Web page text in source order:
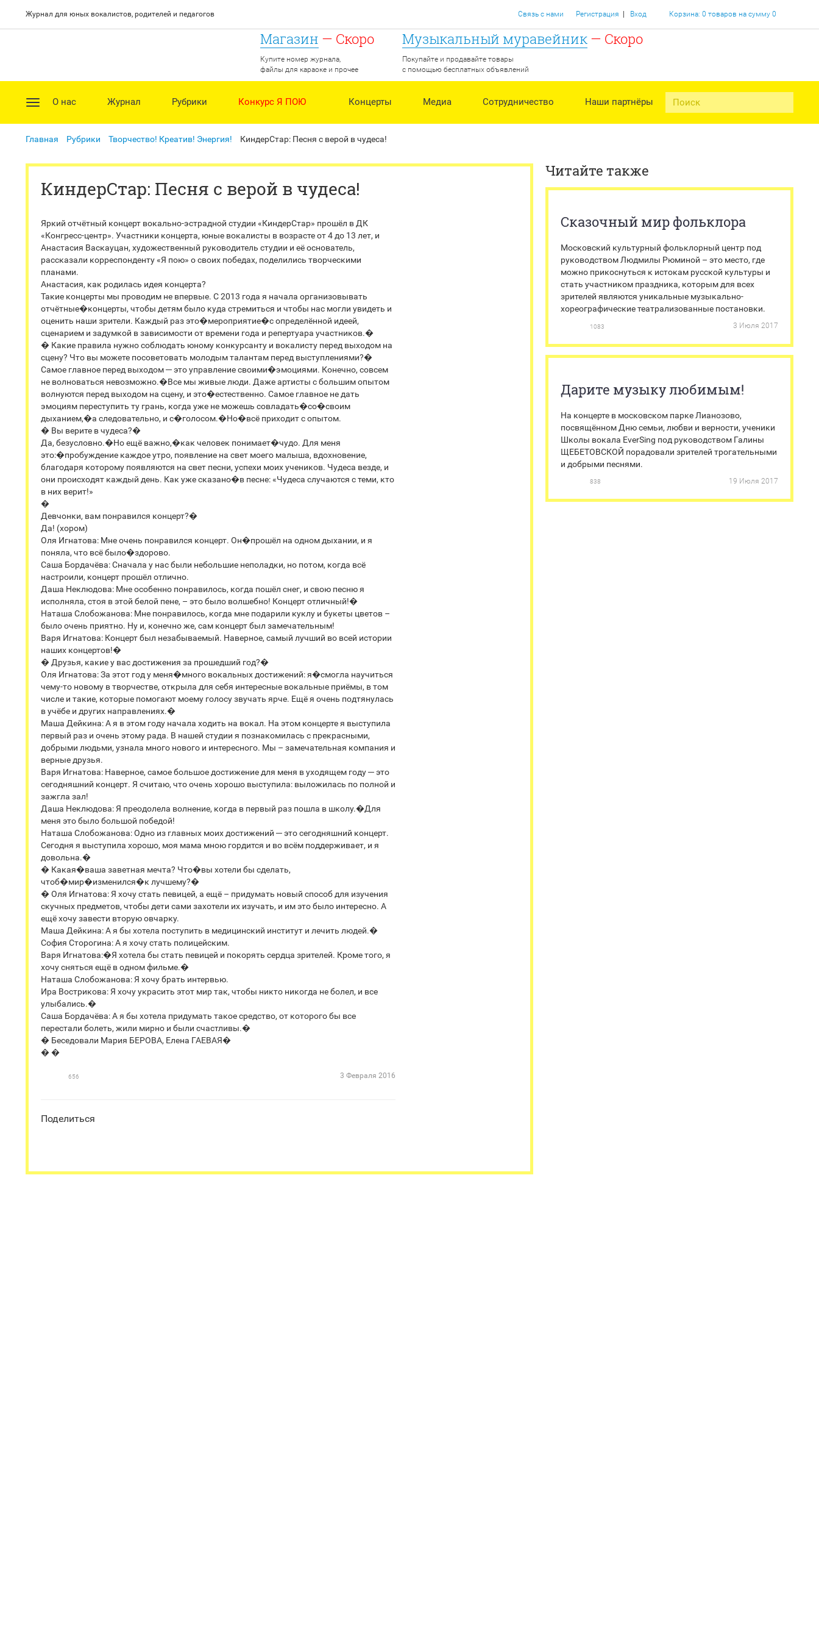
Журнал для юных вокалистов, родителей и педагогов Связь с нами Регистрация Вход Корзина: 0 товаров на сумму 0
Магазин — Скоро
Купите номер журнала,
файлы для караоке и прочее
Музыкальный муравейник — Скоро
Покупайте и продавайте товары
с помощью бесплатных объявлений
О нас Журнал Рубрики Конкурс Я ПОЮ Концерты Медиа Сотрудничество Наши партнёры
Главная Рубрики Творчество! Креатив! Энергия! КиндерСтар: Песня с верой в чудеса!
КиндерСтар: Песня с верой в чудеса!
Яркий отчётный концерт вокально-эстрадной студии «КиндерСтар» прошёл в ДК
«Конгресс-центр». Участники концерта, юные вокалисты в возрасте от 4 до 13 лет, и
Анастасия Васкауцан, художественный руководитель студии и её основатель,
рассказали корреспонденту «Я пою» о своих победах, поделились творческими
планами.
Анастасия, как родилась идея концерта?
Такие концерты мы проводим не впервые. С 2013 года я начала организовывать
отчётные�концерты, чтобы детям было куда стремиться и чтобы нас могли увидеть и
оценить наши зрители. Каждый раз это�мероприятие�с определённой идеей,
сценарием и задумкой в зависимости от времени года и репертуара участников.�
� Какие правила нужно соблюдать юному конкурсанту и вокалисту перед выходом на
сцену? Что вы можете посоветовать молодым талантам перед выступлениями?�
Самое главное перед выходом ─ это управление своими�эмоциями. Конечно, совсем
не волноваться невозможно.�Все мы живые люди. Даже артисты с большим опытом
волнуются перед выходом на сцену, и это�естественно. Самое главное не дать
эмоциям переступить ту грань, когда уже не можешь совладать�со�своим
дыханием,�а следовательно, и с�голосом.�Но�всё приходит с опытом.
� Вы верите в чудеса?�
Да, безусловно.�Но ещё важно,�как человек понимает�чудо. Для меня
это:�пробуждение каждое утро, появление на свет моего малыша, вдохновение,
благодаря которому появляются на свет песни, успехи моих учеников. Чудеса везде, и
они происходят каждый день. Как уже сказано�в песне: «Чудеса случаются с теми, кто
в них верит!»
�
Девчонки, вам понравился концерт?�
Да! (хором)
Оля Игнатова: Мне очень понравился концерт. Он�прошёл на одном дыхании, и я
поняла, что всё было�здорово.
Саша Бордачёва: Сначала у нас были небольшие неполадки, но потом, когда всё
настроили, концерт прошёл отлично.
Даша Неклюдова: Мне особенно понравилось, когда пошёл снег, и свою песню я
исполняла, стоя в этой белой пене, – это было волшебно! Концерт отличный!�
Наташа Слобожанова: Мне понравилось, когда мне подарили куклу и букеты цветов –
было очень приятно. Ну и, конечно же, сам концерт был замечательным!
Варя Игнатова: Концерт был незабываемый. Наверное, самый лучший во всей истории
наших концертов!�
� Друзья, какие у вас достижения за прошедший год?�
Оля Игнатова: За этот год у меня�много вокальных достижений: я�смогла научиться
чему-то новому в творчестве, открыла для себя интересные вокальные приёмы, в том
числе и такие, которые помогают моему голосу звучать ярче. Ещё я очень подтянулась
в учёбе и других направлениях.�
Маша Дейкина: А я в этом году начала ходить на вокал. На этом концерте я выступила
первый раз и очень этому рада. В нашей студии я познакомилась с прекрасными,
добрыми людьми, узнала много нового и интересного. Мы – замечательная компания и
верные друзья.
Варя Игнатова: Наверное, самое большое достижение для меня в уходящем году ─ это
сегодняшний концерт. Я считаю, что очень хорошо выступила: выложилась по полной и
зажгла зал!
Даша Неклюдова: Я преодолела волнение, когда в первый раз пошла в школу.�Для
меня это было большой победой!
Наташа Слобожанова: Одно из главных моих достижений ─ это сегодняшний концерт.
Сегодня я выступила хорошо, моя мама мною гордится и во всём поддерживает, и я
довольна.�
� Какая�ваша заветная мечта? Что�вы хотели бы сделать,
чтоб�мир�изменился�к лучшему?�
� Оля Игнатова: Я хочу стать певицей, а ещё – придумать новый способ для изучения
скучных предметов, чтобы дети сами захотели их изучать, и им это было интересно. А
ещё хочу завести вторую овчарку.
Маша Дейкина: А я бы хотела поступить в медицинский институт и лечить людей.�
София Сторогина: А я хочу стать полицейским.
Варя Игнатова:�Я хотела бы стать певицей и покорять сердца зрителей. Кроме того, я
хочу сняться ещё в одном фильме.�
Наташа Слобожанова: Я хочу брать интервью.
Ира Вострикова: Я хочу украсить этот мир так, чтобы никто никогда не болел, и все
улыбались.�
Саша Бордачёва: А я бы хотела придумать такое средство, от которого бы все
перестали болеть, жили мирно и были счастливы.�
� Беседовали Мария БЕРОВА, Елена ГАЕВАЯ�
� �
656 3 Февраля 2016
Поделиться
Читайте также
Сказочный мир фольклора
Московский культурный фольклорный центр под
руководством Людмилы Рюминой – это место, где
можно прикоснуться к истокам русской культуры и
стать участником праздника, которым для всех
зрителей являются уникальные музыкально-
хореографические театрализованные постановки.
1083 3 Июля 2017
Дарите музыку любимым!
На концерте в московском парке Лианозово,
посвящённом Дню семьи, любви и верности, ученики
Школы вокала EverSing под руководством Галины
ЩЕБЕТОВСКОЙ порадовали зрителей трогательными
и добрыми песнями.
838 19 Июля 2017